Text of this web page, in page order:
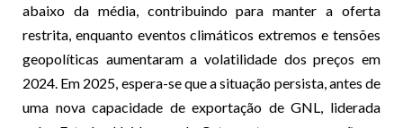
abaixo da média, contribuindo para manter a oferta
restrita, enquanto eventos climáticos extremos e tensões
geopolíticas aumentaram a volatilidade dos preços em
2024. Em 2025, espera-se que a situação persista, antes de
uma nova capacidade de exportação de GNL, liderada